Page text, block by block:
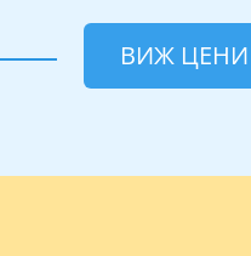
ВИЖ ЦЕНИ